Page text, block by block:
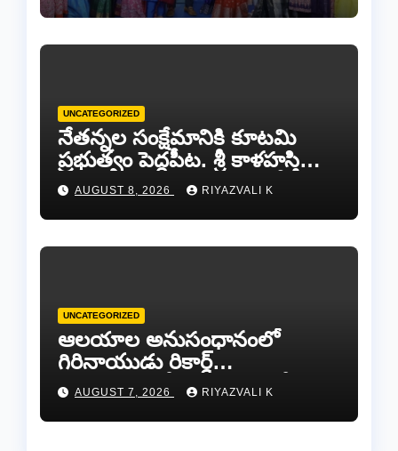
UNCATEGORIZED
నేతన్నల సంక్షేమానికి కూటమి
ప్రభుత్వం పెద్దపీట. శ్రీ కాళహస్తి
ఎమ్మెల్యే బొజ్జల వెంకట సుధీర్ రెడ్డి.
AUGUST 8, 2026 RIYAZVALI K
UNCATEGORIZED
ఆలయాల అనుసంధానంలో
గిరినాయుడు రికార్డ్
దారినేర్పరి..రోడ్డు నిర్మాణంతో పాటు
AUGUST 7, 2026 RIYAZVALI K